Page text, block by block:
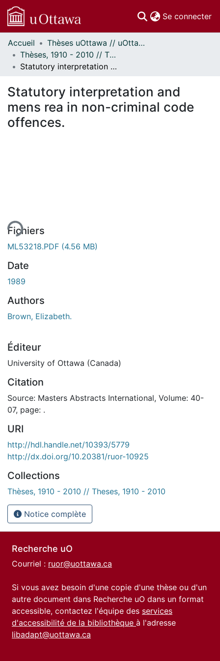
Se connecter
Communautés
et collections
Parcourir
À propos
Accueil
Thèses uOttawa // uOttawa Theses
Thèses, 1910 - 2010 // Theses, 1910 - 2010
Statutory interpretation and mens rea in non-criminal code offences.
Statutory interpretation and
mens rea in non-criminal code
offences.
Fichiers
ML53218.PDF (4.56 MB)
Date
1989
Authors
Brown, Elizabeth.
Éditeur
University of Ottawa (Canada)
Citation
Source: Masters Abstracts International, Volume: 40-
07, page: .
URI
http://hdl.handle.net/10393/5779
http://dx.doi.org/10.20381/ruor-10925
Collections
Thèses, 1910 - 2010 // Theses, 1910 - 2010
Notice complète
Recherche uO
Courriel : ruor@uottawa.ca
Si vous avez besoin d'une copie d'une thèse ou d'un
autre document dans Recherche uO dans un format
accessible, contactez l'équipe des services
d'accessibilité de la bibliothèque à l'adresse
libadapt@uottawa.ca